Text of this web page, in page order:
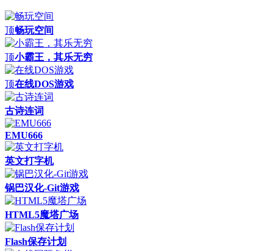
顶畅玩空间
顶小霸王，其乐无穷
顶在线DOS游戏
古诗连词
EMU666
英文打字机
锅巴汉化-Git游戏
HTML5魔塔广场
Flash保存计划